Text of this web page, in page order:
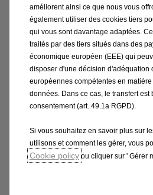
les Bonnes affaires
Les Immanquables
Les Premium
Les véhicules sont préparés,
dans nos ateliers ce qui nous
qualité de nos véhicules.
améliorent ainsi ce que nous vous
également utiliser des cookies tiers
qui vous sont davantage adaptées.
traités par des tiers situés dans des
économique européen (EEE) qui
disposer d'une décision d'adéquation
européennes compétentes en
données. Dans ce cas, le transfert est
consentement (art. 49.1a RGPD).
Si vous souhaitez en savoir plus sur
utilisons et comment les gérer, vous
Cookie policy ou cliquer sur ' Gérer